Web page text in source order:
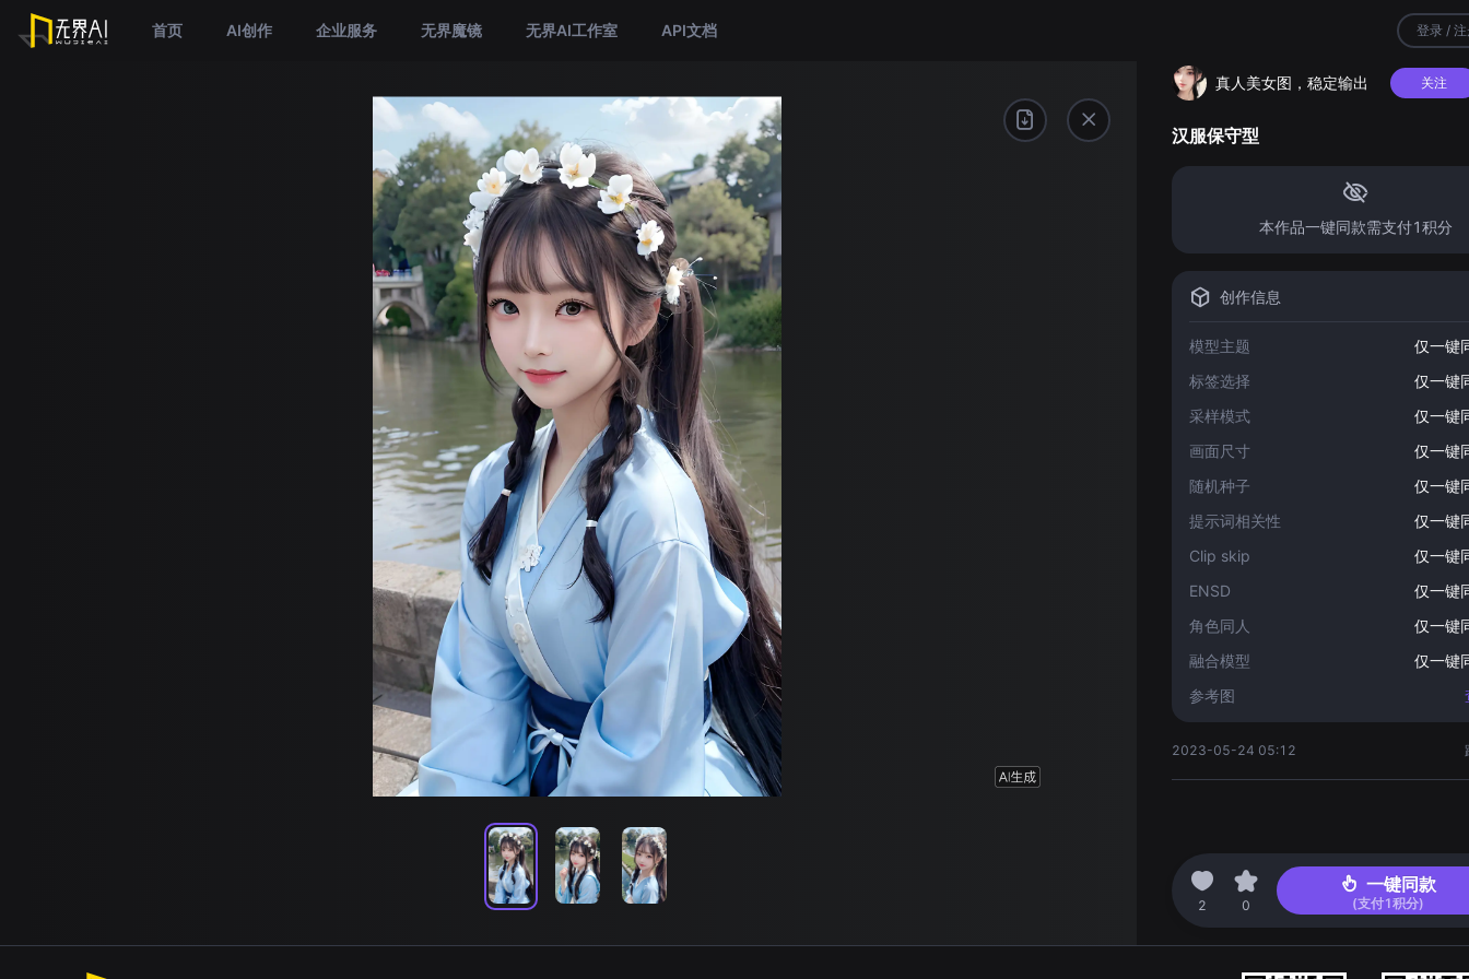
首页 AI创作 企业服务 无界魔镜 无界AI工作室 API文档 登录 /
真人美女图，稳定输出 关注
汉服保守型
本作品一键同款需支付1积分
创作信息
模型主题
仅一键
标签选择
仅一键
采样模式
仅一键
画面尺寸
仅一键
随机种子
仅一键
提示词相关性
仅一键
Clip skip
仅一键
ENSD
仅一键
角色同人
仅一键
融合模型
仅一键
参考图
2023-05-24 05:12
2 0
一键同款
(支付1积分)